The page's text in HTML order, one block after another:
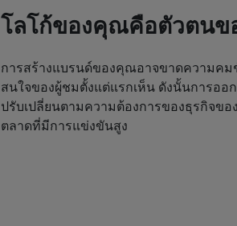
โลโก้ของคุณคือตัวตน
การสร้างแบรนด์ของคุณอาจขาดความคม
สนใจของผู้ชมตั้งแต่แรกเห็น ดังนั้นการอ
ปรับเปลี่ยนตามความต้องการของธุรกิจขอ
ตลาดที่มีการแข่งขันสูง